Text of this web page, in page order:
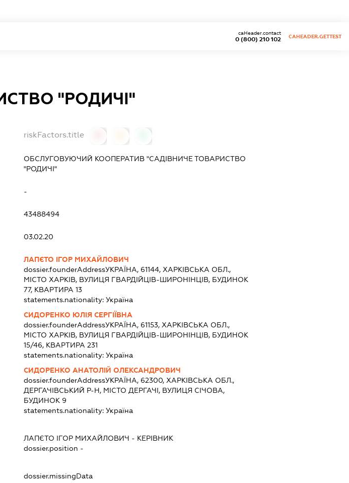
0 (800) 210 102
caHeader.contact
CAHEADER.GETTEST
"РОДИЧІ"
riskFactors.title
ОБСЛУГОВУЮЧИЙ КООПЕРАТИВ "САДІВНИЧЕ ТОВАРИСТВО
"РОДИЧІ"
-
43488494
03.02.20
ЛАПЄТО ІГОР МИХАЙЛОВИЧ
dossier.founderAddressУКРАЇНА, 61144, ХАРКІВСЬКА ОБЛ.,
МІСТО ХАРКІВ, ВУЛИЦЯ ГВАРДІЙЦІВ-ШИРОНІНЦІВ, БУДИНОК
77, КВАРТИРА 13
statements.nationality: Україна
СИДОРЕНКО ЮЛІЯ СЕРГІЇВНА
dossier.founderAddressУКРАЇНА, 61153, ХАРКІВСЬКА ОБЛ.,
МІСТО ХАРКІВ, ВУЛИЦЯ ГВАРДІЙЦІВ-ШИРОНІНЦІВ, БУДИНОК
15/46, КВАРТИРА 231
statements.nationality: Україна
СИДОРЕНКО АНАТОЛІЙ ОЛЕКСАНДРОВИЧ
dossier.founderAddressУКРАЇНА, 62300, ХАРКІВСЬКА ОБЛ.,
ДЕРГАЧІВСЬКИЙ Р-Н, МІСТО ДЕРГАЧІ, ВУЛИЦЯ СІЧОВА,
БУДИНОК 9
statements.nationality: Україна
ЛАПЄТО ІГОР МИХАЙЛОВИЧ - КЕРІВНИК
dossier.position -
dossier.missingData